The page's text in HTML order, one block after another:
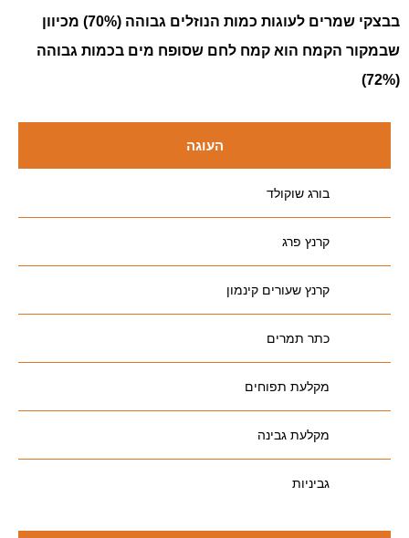
בבצקי שמרים לעוגות כמות הנוזלים גבוהה (70%) מכיוון
שבמקור הקמח הוא קמח לחם שסופח מים בכמות גבוהה
(72%)
העוגה
בורג שוקולד
קרנץ פרג
קרנץ שעורים קינמון
כתר תמרים
מקלעת תפוחים
מקלעת גבינה
גביניות